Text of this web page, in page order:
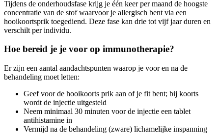
Tijdens de onderhoudsfase krijg je één keer per maand de hoogste
concentratie van de stof waarvoor je allergisch bent via een
hooikoortsprik toegediend. Deze fase kan drie tot vijf jaar duren en
verschilt per individu.
Hoe bereid je je voor op immunotherapie?
Er zijn een aantal aandachtspunten waarop je voor en na de
behandeling moet letten:
Geef voor de hooikoorts prik aan of je fit bent; bij koorts
wordt de injectie uitgesteld
Neem minimaal 30 minuten voor de injectie een tablet
antihistamine in
Vermijd na de behandeling (zware) lichamelijke inspanning